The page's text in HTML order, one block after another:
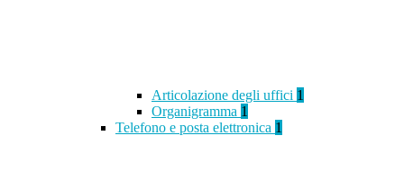
Articolazione degli uffici 1
Organigramma 1
Telefono e posta elettronica 1